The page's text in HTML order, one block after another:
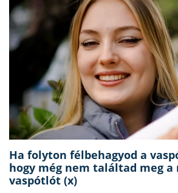
Ha folyton félbehagyod a
hogy még nem találtad meg a
vaspótlót (x)